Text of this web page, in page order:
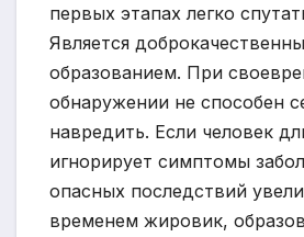
первых этапах легко
Является
образованием. При
обнаружении не способен
навредить. Если человек
игнорирует симптомы
опасных последствий
временем жировик,